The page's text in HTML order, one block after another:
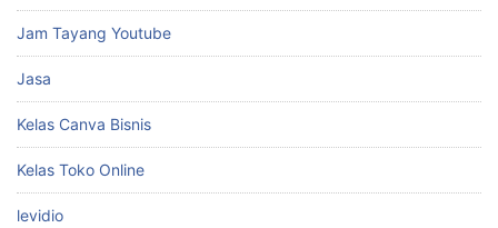
Jam Tayang Youtube
Jasa
Kelas Canva Bisnis
Kelas Toko Online
levidio